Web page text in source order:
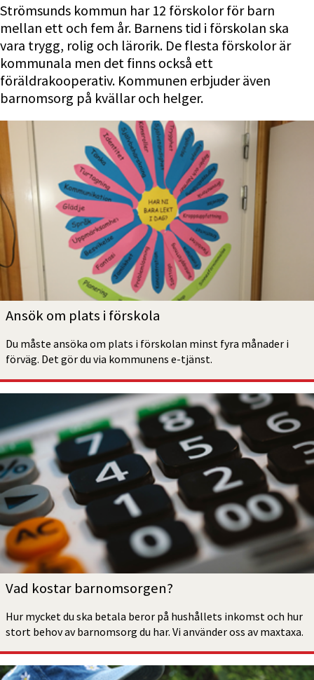
Strömsunds kommun har 12 förskolor för barn
mellan ett och fem år. Barnens tid i förskolan ska
vara trygg, rolig och lärorik. De flesta förskolor är
kommunala men det finns också ett
föräldrakooperativ. Kommunen erbjuder även
barnomsorg på kvällar och helger.
Ansök om plats i förskola
Du måste ansöka om plats i förskolan minst fyra månader i
förväg. Det gör du via kommunens e-tjänst.
Vad kostar barnomsorgen?
Hur mycket du ska betala beror på hushållets inkomst och hur
stort behov av barnomsorg du har. Vi använder oss av maxtaxa.